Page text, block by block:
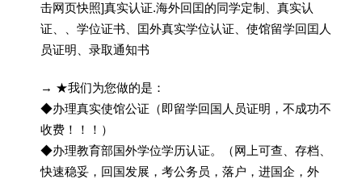
击网页快照]真实认证.海外回囯的同学定制、真实认
证、、学位证书、囯外真实学位认证、使馆留学回囯人
员证明、录取通知书
→ ★我们为您做的是：
◆办理真实使馆公证（即留学回国人员证明，不成功不
收费！！！）
◆办理教育部国外学位学历认证。（网上可查、存档、
快速稳妥，回国发展，考公务员，落户，进国企，外